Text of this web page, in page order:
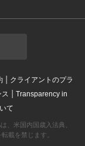
| クライアントのプラ
| Transparency in
て
、米国内国歳入法典、
載を禁じます。